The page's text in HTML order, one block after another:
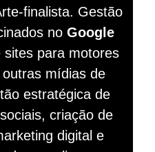
finalista. Gestão
no Google
sites para motores
outras mídias de
estratégica de
criação de
digital e